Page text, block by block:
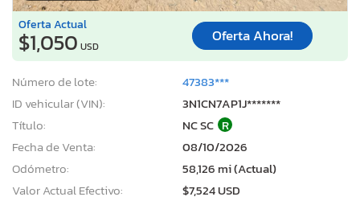
Oferta Actual
$1,050 USD
Oferta Ahora!
Número de lote:
47383***
ID vehicular (VIN):
3N1CN7AP1J*******
Título:
NC SC R
Fecha de Venta:
08/10/2026
Odómetro:
58,126 mi (Actual)
Valor Actual Efectivo:
$7,524 USD